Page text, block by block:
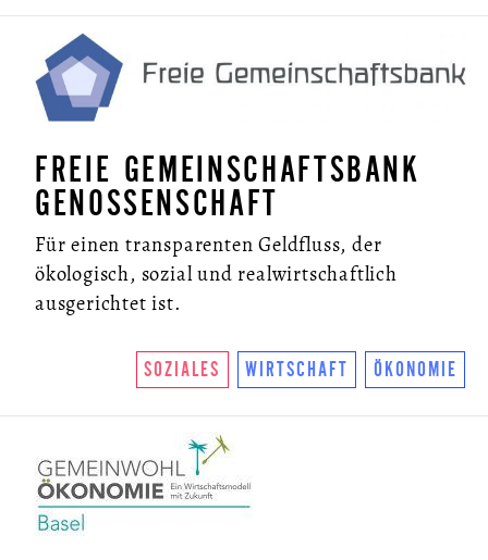
FREIE GEMEINSCHAFTSBANK
GENOSSENSCHAFT
Für einen transparenten Geldfluss, der
ökologisch, sozial und realwirtschaftlich
ausgerichtet ist.
SOZIALES WIRTSCHAFT ÖKONOMIE